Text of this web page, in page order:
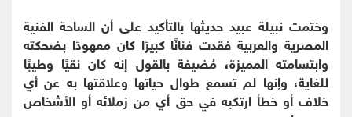
وختمت نبيلة عبيد حديثها بالتأكيد على أن الساحة الفنية
المصرية والعربية فقدت فنانًا كبيرًا كان معهودًا بضحكته
وابتسامته المميزة، مُضيفة بالقول إنه كان نقيًا وطيبًا
للغاية، وإنها لم تسمع طوال حياتها وعلاقتها به عن أي
خلاف أو خطأ ارتكبه في حق أي من زملائه أو الأشخاص